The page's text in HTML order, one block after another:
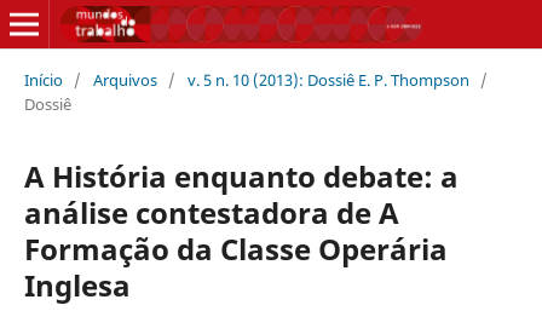
Início / Arquivos / v. 5 n. 10 (2013): Dossiê E. P. Thompson
/
Dossiê
A História enquanto debate: a
análise contestadora de A
Formação da Classe Operária
Inglesa